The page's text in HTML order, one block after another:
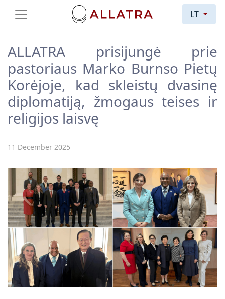
LT
ALLATRA prisijungė prie
pastoriaus Marko Burnso Pietų
Korėjoje, kad skleistų dvasinę
diplomatiją, žmogaus teises ir
religijos laisvę
11 December 2025